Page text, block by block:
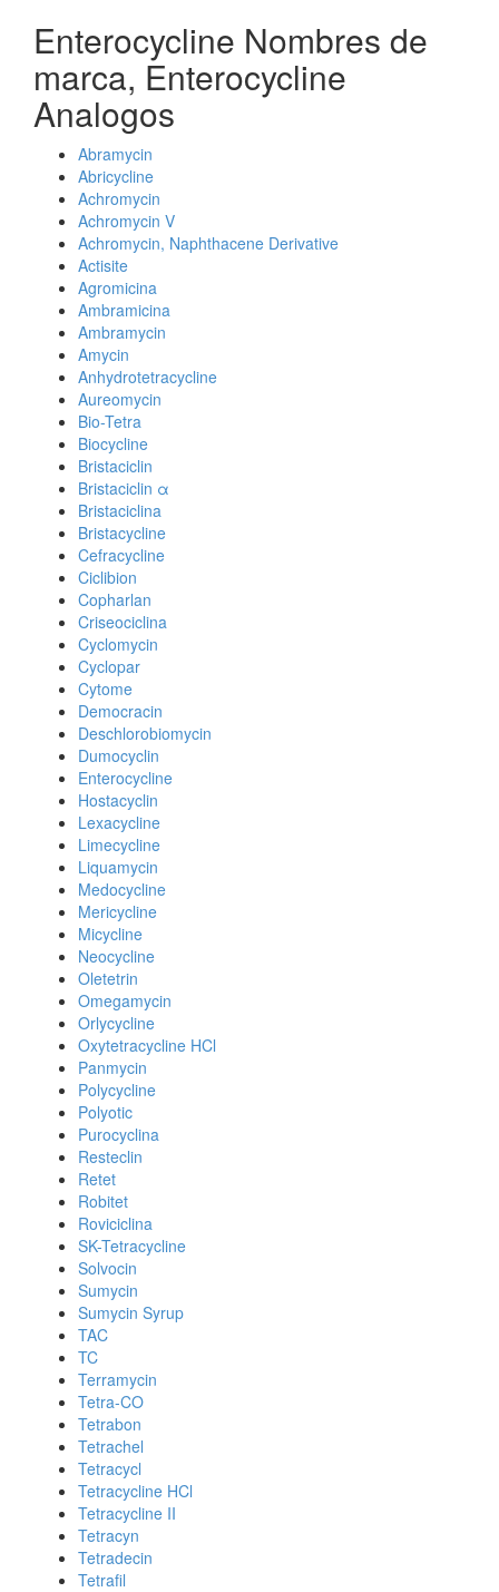
Enterocycline Nombres de
marca, Enterocycline
Analogos
Abramycin
Abricycline
Achromycin
Achromycin V
Achromycin, Naphthacene Derivative
Actisite
Agromicina
Ambramicina
Ambramycin
Amycin
Anhydrotetracycline
Aureomycin
Bio-Tetra
Biocycline
Bristaciclin
Bristaciclin α
Bristaciclina
Bristacycline
Cefracycline
Ciclibion
Copharlan
Criseociclina
Cyclomycin
Cyclopar
Cytome
Democracin
Deschlorobiomycin
Dumocyclin
Enterocycline
Hostacyclin
Lexacycline
Limecycline
Liquamycin
Medocycline
Mericycline
Micycline
Neocycline
Oletetrin
Omegamycin
Orlycycline
Oxytetracycline HCl
Panmycin
Polycycline
Polyotic
Purocyclina
Resteclin
Retet
Robitet
Roviciclina
SK-Tetracycline
Solvocin
Sumycin
Sumycin Syrup
TAC
TC
Terramycin
Tetra-CO
Tetrabon
Tetrachel
Tetracycl
Tetracycline HCl
Tetracycline II
Tetracyn
Tetradecin
Tetrafil